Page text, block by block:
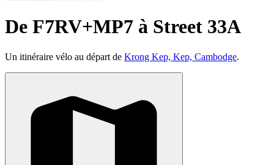
De F7RV+MP7 à Street 33A
Un itinéraire vélo au départ de Krong Kep, Kep, Cambodge.